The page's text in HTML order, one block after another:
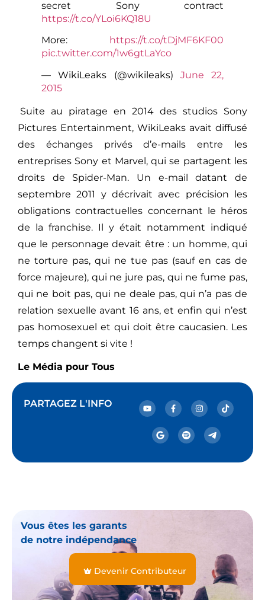
secret Sony contract
https://t.co/YLoi6KQ18U
More:
https://t.co/tDjMF6KF00
pic.twitter.com/1w6gtLaYco
— WikiLeaks (@wikileaks) June 22,
2015
Suite au piratage en 2014 des studios Sony
Pictures Entertainment, WikiLeaks avait diffusé
des échanges privés d’e-mails entre les
entreprises Sony et Marvel, qui se partagent les
droits de Spider-Man. Un e-mail datant de
septembre 2011 y décrivait avec précision les
obligations contractuelles concernant le héros
de la franchise. Il y était notamment indiqué
que le personnage devait être : un homme, qui
ne torture pas, qui ne tue pas (sauf en cas de
force majeure), qui ne jure pas, qui ne fume pas,
qui ne boit pas, qui ne deale pas, qui n’a pas de
relation sexuelle avant 16 ans, et enfin qui n’est
pas homosexuel et qui doit être caucasien. Les
temps changent si vite !
Le Média pour Tous
PARTAGEZ L'INFO
Vous êtes les garants
de notre indépendance
Devenir Contributeur